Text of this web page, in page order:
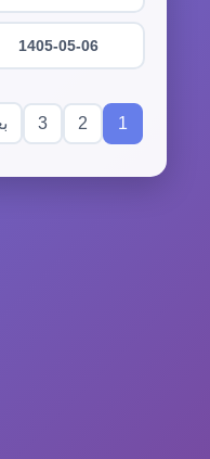
1405-05-06
1
2
3